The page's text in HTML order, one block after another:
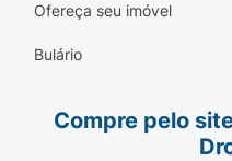
Ofereça seu imóvel
Bulário
Compre pelo